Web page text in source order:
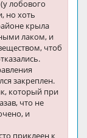
лобового
но хоть
крыла
лаком, и
чтоб
закреплен.
который при
что не
и